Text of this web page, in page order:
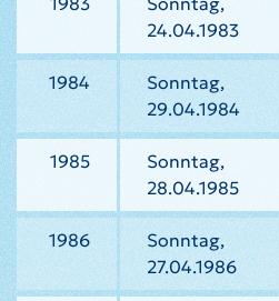
24.04.1983
1984
Sonntag,
29.04.1984
1985
Sonntag,
28.04.1985
1986
Sonntag,
27.04.1986